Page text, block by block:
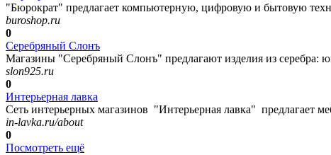
"Бюрократ" предлагает компьютерную, цифровую и бытовую
buroshop.ru
0
Серебряный Слонъ
Магазины "Серебряный Слонъ" предлагают изделия из серебра:
slon925.ru
0
Интерьерная лавка
Сеть интерьерных магазинов "Интерьерная лавка" предлагает
in-lavka.ru/about
0
Посмотреть ещё